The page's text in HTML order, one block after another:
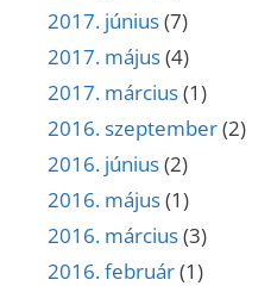
2017. június(7)
2017. május(4)
2017. március(1)
2016. szeptember(2)
2016. június(2)
2016. május(1)
2016. március(3)
2016. február(1)